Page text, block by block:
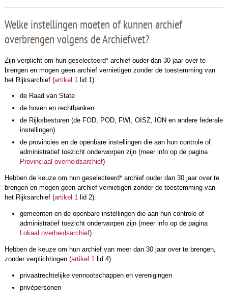
Welke instellingen moeten of kunnen archief
overbrengen volgens de Archiefwet?
Zijn verplicht om hun geselecteerd* archief ouder dan 30 jaar over te
brengen en mogen geen archief vernietigen zonder de toestemming van
het Rijksarchief (artikel 1 lid 1):
de Raad van State
de hoven en rechtbanken
de Rijksbesturen (de FOD, POD, FWI, OISZ, ION en andere federale
instellingen)
de provincies en de openbare instellingen die aan hun controle of
administratief toezicht onderworpen zijn (meer info op de pagina
Provinciaal overheidsarchief)
Hebben de keuze om hun geselecteerd* archief ouder dan 30 jaar over te
brengen en mogen geen archief vernietigen zonder de toestemming van
het Rijksarchief (artikel 1lid 2):
gemeenten en de openbare instellingen die aan hun controle of
administratief toezicht onderworpen zijn (meer info op de pagina
Lokaal overheidsarchief)
Hebben de keuze om hun archief van meer dan 30 jaar over te brengen,
zonder verplichtingen (artikel 1 lid 4):
privaatrechtelijke vennootschappen en verenigingen
privépersonen